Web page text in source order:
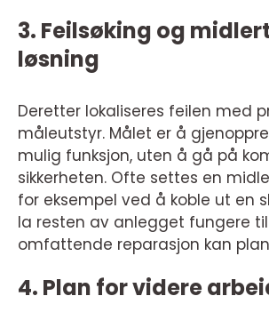
3. Feilsøking og
løsning
Deretter lokaliseres feilen med
måleutstyr. Målet er å
mulig funksjon, uten å gå på
sikkerheten. Ofte settes en
for eksempel ved å koble ut en
la resten av anlegget fungere
omfattende reparasjon kan
4. Plan for videre